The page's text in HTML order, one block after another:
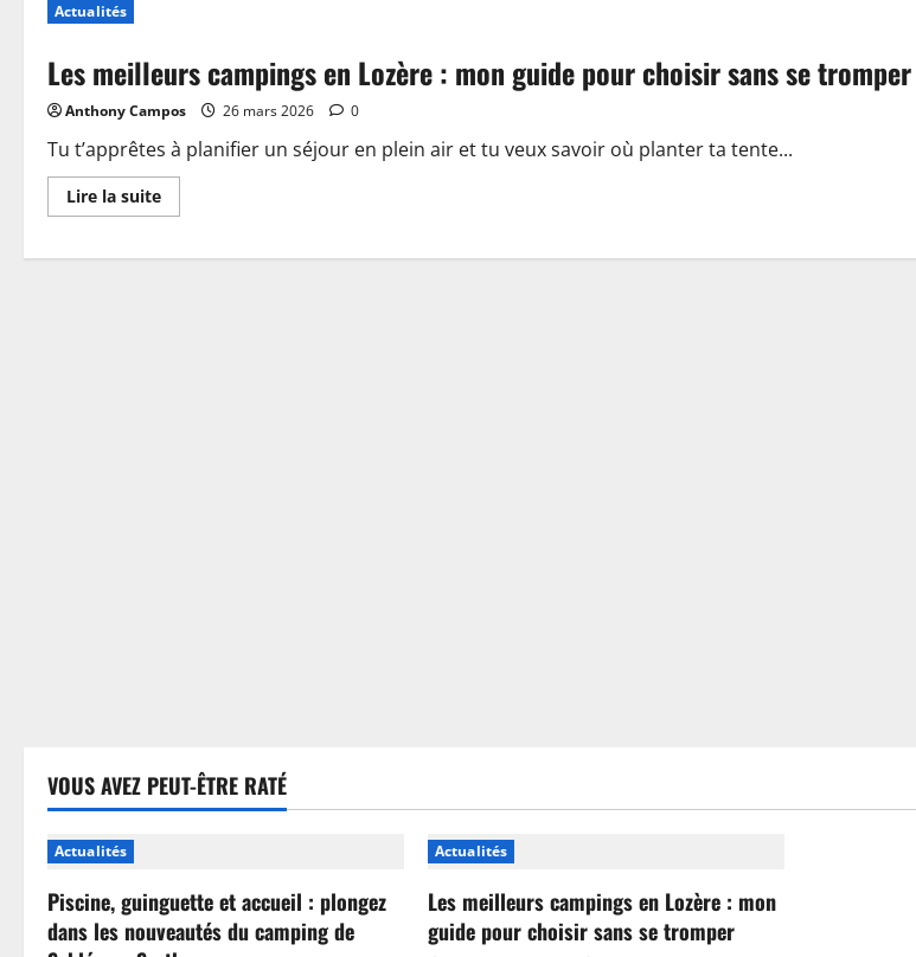
:
plongez
les
du
camping
de
Sablé-
sur-
Actualités
Les meilleurs campings en Lozère : mon guide pour choisir sans se tromper
Anthony Campos 26 mars 2026 0
Tu t’apprêtes à planifier un séjour en plein air et tu veux savoir où planter ta tente...
Lire la suiteEn
savoir
Les
VOUS AVEZ PEUT-ÊTRE RATÉ
Actualités
Piscine, guinguette et accueil : plongez
dans les nouveautés du camping de
Actualités
Les meilleurs campings en Lozère : mon
guide pour choisir sans se tromper